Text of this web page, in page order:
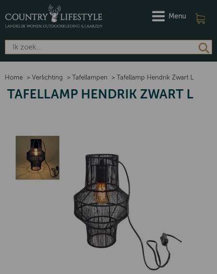
Menu
Home > Verlichting > Tafellampen > Tafellamp Hendrik Zwart L
TAFELLAMP HENDRIK ZWART L